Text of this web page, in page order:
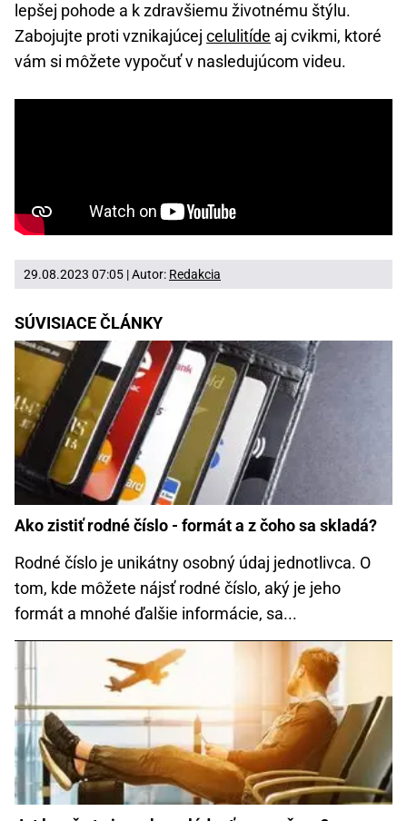
lepšej pohode a k zdravšiemu životnému štýlu.
Zabojujte proti vznikajúcej celulitíde aj cvikmi, ktoré
vám si môžete vypočuť v nasledujúcom videu.
29.08.2023 07:05 | Autor: Redakcia
SÚVISIACE ČLÁNKY
Ako zistiť rodné číslo - formát a z čoho sa skladá?
Rodné číslo je unikátny osobný údaj jednotlivca. O
tom, kde môžete nájsť rodné číslo, aký je jeho
formát a mnohé ďalšie informácie, sa...